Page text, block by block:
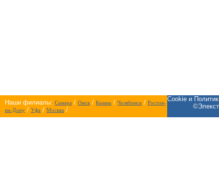
Наши филиалы: Самара / Омск/ Казань / Челябинск/ Ростов-
на-Дону / Уфа / Москва /
Cookie и